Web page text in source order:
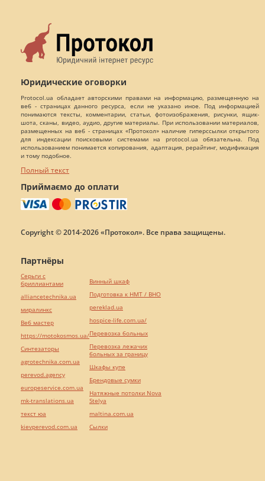
Юридические оговорки
Protocol.ua обладает авторскими правами на информацию, размещенную на
веб - страницах данного ресурса, если не указано иное. Под информацией
понимаются тексты, комментарии, статьи, фотоизображения, рисунки, ящик-
шота, сканы, видео, аудио, другие материалы. При использовании материалов,
размещенных на веб - страницах «Протокол» наличие гиперссылки открытого
для индексации поисковыми системами на protocol.ua обязательна. Под
использованием понимается копирования, адаптация, рерайтинг, модификация
и тому подобное.
Полный текст
Приймаємо до оплати
Copyright © 2014-2026 «Протокол». Все права защищены.
Партнёры
Серьги с
бриллиантами
alliancetechnika.ua
миралинкс
Веб мастер
https://motokosmos.ua/
Синтезаторы
agrotechnika.com.ua
perevod.agency
europeservice.com.ua
mk-translations.ua
текст юа
kievperevod.com.ua
Винный шкаф
Подготовка к НМТ / ВНО
pereklad.ua
hospice-life.com.ua/
Перевозка больных
Перевозка лежачих
больных за границу
Шкафы купе
Брендовые сумки
Натяжные потолки Nova
Stelya
maltina.com.ua
Cылки